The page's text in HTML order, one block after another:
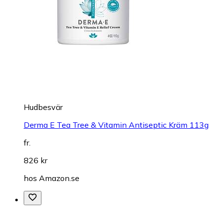
Hudbesvär
Derma E Tea Tree & Vitamin Antiseptic Kräm 113g
fr.
826 kr
hos Amazon.se